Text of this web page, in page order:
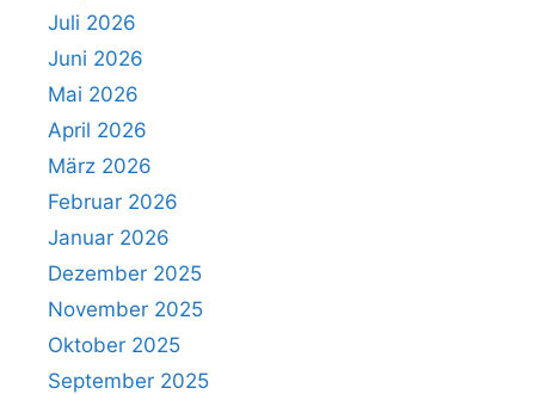
Juli 2026
Juni 2026
Mai 2026
April 2026
März 2026
Februar 2026
Januar 2026
Dezember 2025
November 2025
Oktober 2025
September 2025